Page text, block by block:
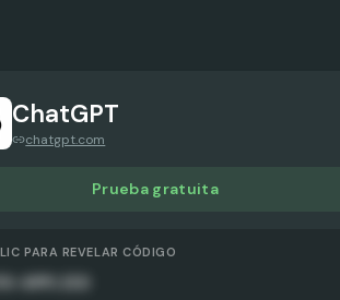
ChatGPT
chatgpt.com
Prueba gratuita
PARA REVELAR CÓDIGO